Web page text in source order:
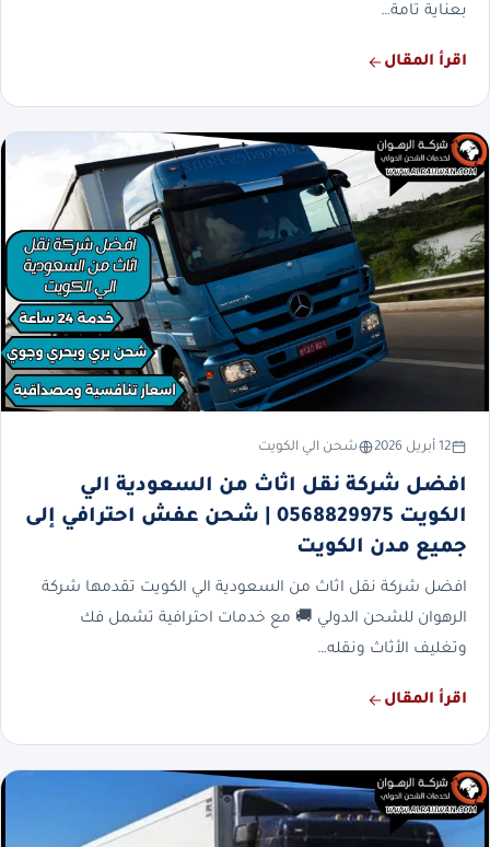
بعناية تامة…
اقرأ المقال
12 أبريل 2026 شحن الي الكويت
افضل شركة نقل اثاث من السعودية الي
الكويت 0568829975 | شحن عفش احترافي إلى
جميع مدن الكويت
افضل شركة نقل اثاث من السعودية الي الكويت تقدمها شركة
الرهوان للشحن الدولي 🚚 مع خدمات احترافية تشمل فك
وتغليف الأثاث ونقله…
اقرأ المقال